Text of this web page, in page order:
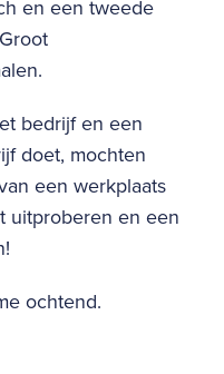
en een tweede
bedrijf en een
doet, mochten
een werkplaats
uitproberen en een
ochtend.